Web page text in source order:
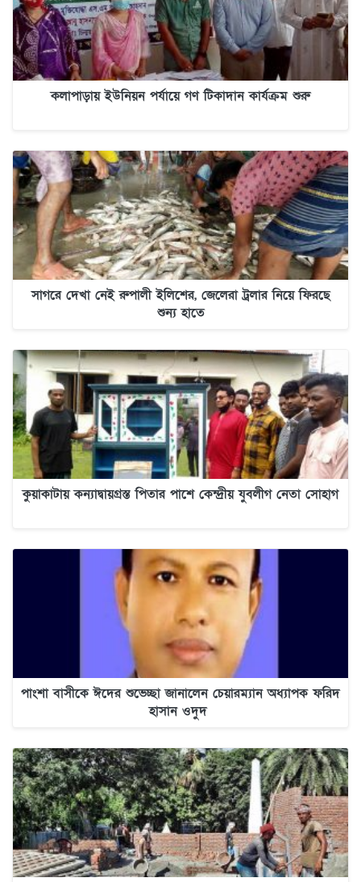
কলাপাড়ায় ইউনিয়ন পর্যায়ে গণ টিকাদান কার্যক্রম শুরু
সাগরে দেখা নেই রুপালী ইলিশের, জেলেরা ট্রলার নিয়ে ফিরছে
শুন্য হাতে
কুয়াকাটায় কন্যাদ্বায়গ্রস্ত পিতার পাশে কেন্দ্রীয় যুবলীগ নেতা সোহাগ
পাংশা বাসীকে ঈদের শুভেচ্ছা জানালেন চেয়ারম্যান অধ্যাপক ফরিদ
হাসান ওদুদ